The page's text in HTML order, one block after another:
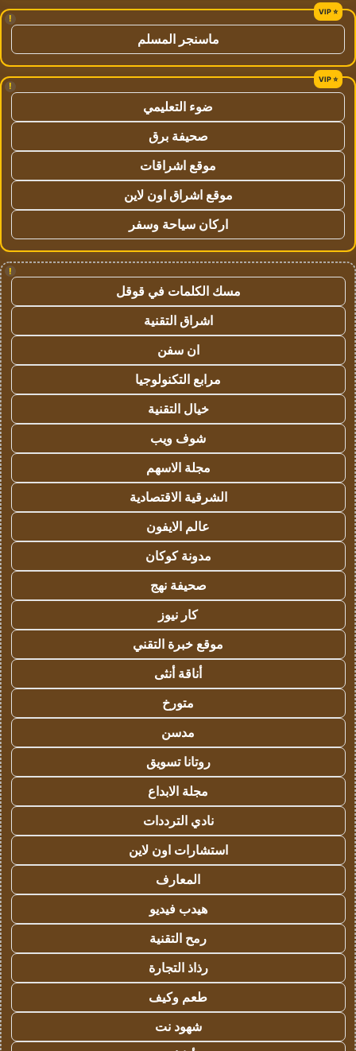
!
ماسنجر المسلم
!
ضوء التعليمي
صحيفة برق
موقع اشراقات
موقع اشراق اون لاين
اركان سياحة وسفر
!
مسك الكلمات في قوقل
اشراق التقنية
ان سفن
مرابع التكنولوجيا
خيال التقنية
شوف ويب
مجلة الاسهم
الشرقية الاقتصادية
عالم الايفون
مدونة كوكان
صحيفة نهج
كار نيوز
موقع خبرة التقني
أناقة أنثى
متورخ
مدسن
روتانا تسويق
مجلة الابداع
نادي الترددات
استشارات اون لاين
المعارف
هيدب فيديو
رمح التقنية
رذاذ التجارة
طعم وكيف
شهود نت